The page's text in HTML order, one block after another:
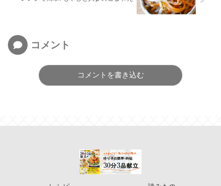
コメント
コメントを書き込む